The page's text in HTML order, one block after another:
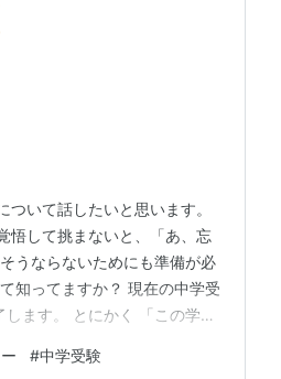
いて話したいと思います。
悟して挑まないと、「あ、忘
うならないためにも準備が必
知ってますか？ 現在の中学受
ます。 とにかく 「この学校
録する場合は、メールアドレ
#中学受験